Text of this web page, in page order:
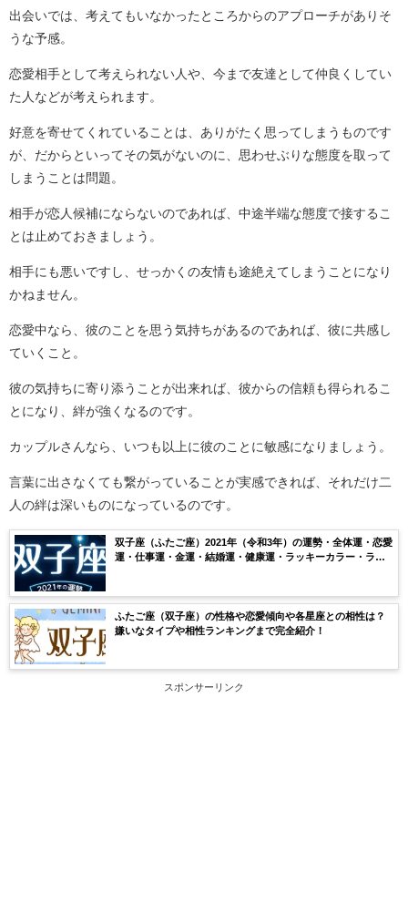
出会いでは、考えてもいなかったところからのアプローチがありそ
うな予感。
恋愛相手として考えられない人や、今まで友達として仲良くしてい
た人などが考えられます。
好意を寄せてくれていることは、ありがたく思ってしまうものです
が、だからといってその気がないのに、思わせぶりな態度を取って
しまうことは問題。
相手が恋人候補にならないのであれば、中途半端な態度で接するこ
とは止めておきましょう。
相手にも悪いですし、せっかくの友情も途絶えてしまうことになり
かねません。
恋愛中なら、彼のことを思う気持ちがあるのであれば、彼に共感し
ていくこと。
彼の気持ちに寄り添うことが出来れば、彼からの信頼も得られるこ
とになり、絆が強くなるのです。
カップルさんなら、いつも以上に彼のことに敏感になりましょう。
言葉に出さなくても繋がっていることが実感できれば、それだけ二
人の絆は深いものになっているのです。
双子座（ふたご座）2021年（令和3年）の運勢・全体運・恋愛
運・仕事運・金運・結婚運・健康運・ラッキーカラー・ラッ
ふたご座（双子座）の性格や恋愛傾向や各星座との相性は？
嫌いなタイプや相性ランキングまで完全紹介！
スポンサーリンク